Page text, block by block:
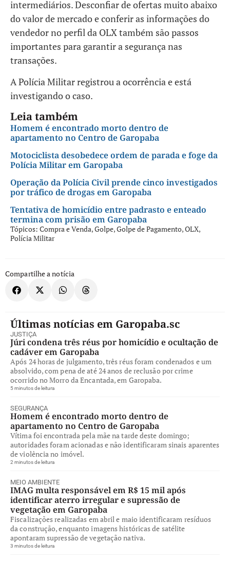
intermediários. Desconfiar de ofertas muito abaixo
do valor de mercado e conferir as informações do
vendedor no perfil da OLX também são passos
importantes para garantir a segurança nas
transações.
A Polícia Militar registrou a ocorrência e está
investigando o caso.
Leia também
Homem é encontrado morto dentro de
apartamento no Centro de Garopaba
Motociclista desobedece ordem de parada e foge da
Polícia Militar em Garopaba
Operação da Polícia Civil prende cinco investigados
por tráfico de drogas em Garopaba
Tentativa de homicídio entre padrasto e enteado
termina com prisão em Garopaba
Tópicos: Compra e Venda,Golpe,Golpe de Pagamento,OLX,
Polícia Militar
Compartilhe a notícia
Últimas notícias em Garopaba.sc
JUSTIÇA
Júri condena três réus por homicídio e ocultação de
cadáver em Garopaba
Após 24 horas de julgamento, três réus foram condenados e um
absolvido, com pena de até 24 anos de reclusão por crime
ocorrido no Morro da Encantada, em Garopaba.
5 minutos de leitura
SEGURANÇA
Homem é encontrado morto dentro de
apartamento no Centro de Garopaba
Vítima foi encontrada pela mãe na tarde deste domingo;
autoridades foram acionadas e não identificaram sinais aparentes
de violência no imóvel.
2 minutos de leitura
MEIO AMBIENTE
IMAG multa responsável em R$ 15 mil após
identificar aterro irregular e supressão de
vegetação em Garopaba
Fiscalizações realizadas em abril e maio identificaram resíduos
da construção, enquanto imagens históricas de satélite
apontaram supressão de vegetação nativa.
3 minutos de leitura